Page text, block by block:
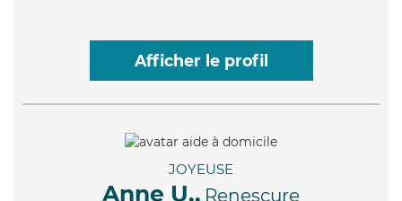
Afficher le profil
JOYEUSE
Anne U., Renescure